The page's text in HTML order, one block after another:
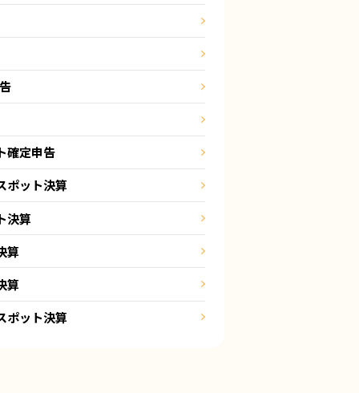
確定申告
ポット決算
決算
算
算
ポット決算